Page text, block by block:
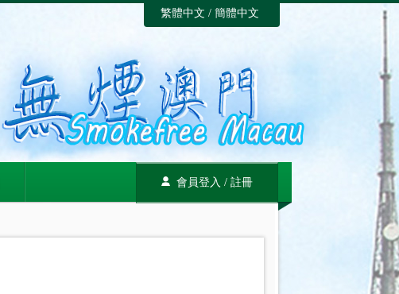
繁體中文 / 簡體中文
會員登入 / 註冊